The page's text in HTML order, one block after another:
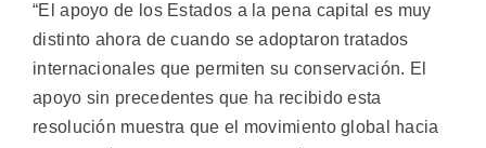
“El apoyo de los Estados a la pena capital es muy
distinto ahora de cuando se adoptaron tratados
internacionales que permiten su conservación. El
apoyo sin precedentes que ha recibido esta
resolución muestra que el movimiento global hacia